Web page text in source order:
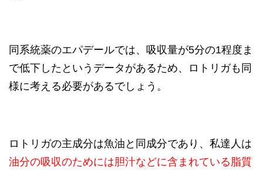
同系統薬のエパデールでは、吸収量が5分の1程度ま
で低下したというデータがあるため、ロトリガも同
様に考える必要があるでしょう。
ロトリガの主成分は魚油と同成分であり、私達人は
油分の吸収のためには胆汁などに含まれている脂質